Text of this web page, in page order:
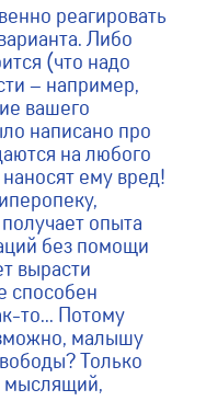
реагировать
Либо
(что надо
– например,
вашего
написано про
на любого
ему вред!
опыта
без помощи
вырасти
способен
то… Потому
малышу
Только
мыслящий,